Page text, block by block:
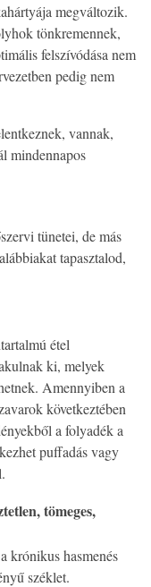
megváltozik.
tönkremennek,
felszívódása nem
pedig nem
vannak,
mindennapos
tünetei, de más
tapasztalod,
étel
ki, melyek
Amennyiben a
következtében
a folyadék a
puffadás vagy
tömeges,
krónikus hasmenés
széklet.